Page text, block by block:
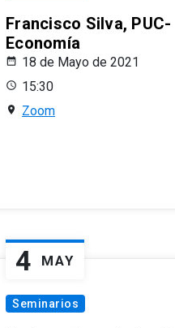
Francisco Silva, PUC-
Economía
18 de Mayo de 2021
15:30
Zoom
4 MAY
Seminarios